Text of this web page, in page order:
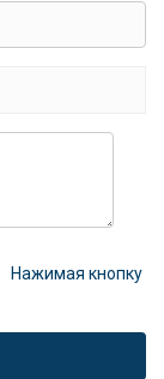
Нажимая кнопку